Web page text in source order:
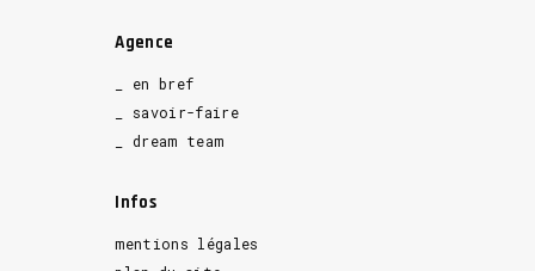
Agence
_ en bref
_ savoir-faire
_ dream team
Infos
mentions légales